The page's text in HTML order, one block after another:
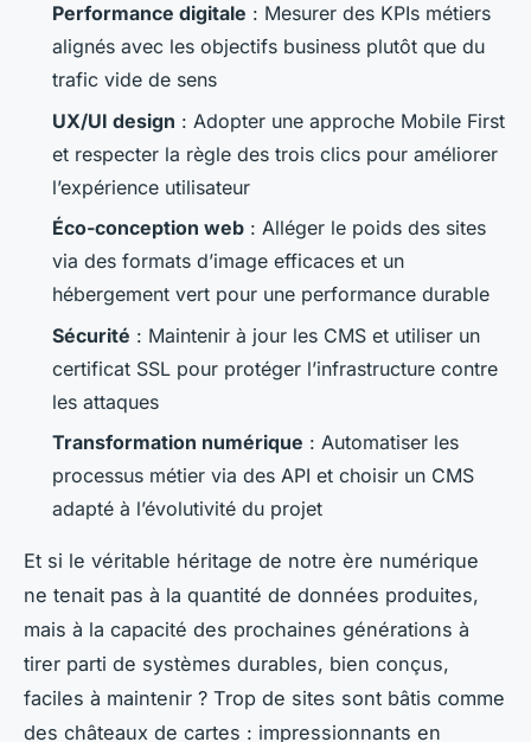
Performance digitale : Mesurer des KPIs métiers
alignés avec les objectifs business plutôt que du
trafic vide de sens
UX/UI design : Adopter une approche Mobile First
et respecter la règle des trois clics pour améliorer
l’expérience utilisateur
Éco-conception web : Alléger le poids des sites
via des formats d’image efficaces et un
hébergement vert pour une performance durable
Sécurité : Maintenir à jour les CMS et utiliser un
certificat SSL pour protéger l’infrastructure contre
les attaques
Transformation numérique : Automatiser les
processus métier via des API et choisir un CMS
adapté à l’évolutivité du projet
Et si le véritable héritage de notre ère numérique
ne tenait pas à la quantité de données produites,
mais à la capacité des prochaines générations à
tirer parti de systèmes durables, bien conçus,
faciles à maintenir ? Trop de sites sont bâtis comme
des châteaux de cartes : impressionnants en